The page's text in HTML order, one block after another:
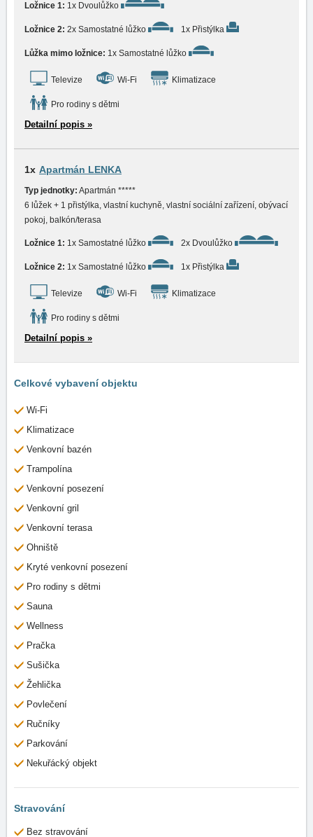
Ložnice 1: 1x Dvoulůžko
Ložnice 2: 2x Samostatné lůžko 1x Přistýlka
Lůžka mimo ložnice: 1x Samostatné lůžko
Televize Wi-Fi Klimatizace
Pro rodiny s dětmi
Detailní popis »
1x Apartmán LENKA
Typ jednotky: Apartmán *****
6 lůžek + 1 přistýlka, vlastní kuchyně, vlastní sociální zařízení, obývací
pokoj, balkón/terasa
Ložnice 1: 1x Samostatné lůžko 2x Dvoulůžko
Ložnice 2: 1x Samostatné lůžko 1x Přistýlka
Televize Wi-Fi Klimatizace
Pro rodiny s dětmi
Detailní popis »
Celkové vybavení objektu
Wi-Fi
Klimatizace
Venkovní bazén
Trampolína
Venkovní posezení
Venkovní gril
Venkovní terasa
Ohniště
Kryté venkovní posezení
Pro rodiny s dětmi
Sauna
Wellness
Pračka
Sušička
Žehlička
Povlečení
Ručníky
Parkování
Nekuřácký objekt
Stravování
Bez stravování